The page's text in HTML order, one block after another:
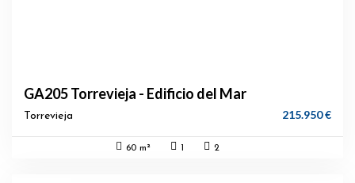
GA205 Torrevieja - Edificio del Mar
Torrevieja 215.950 €
60 m² 2